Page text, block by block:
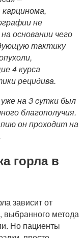
не
основании чего
тактику
4 курса
рецидива.
на 3 сутки был
благополучия.
он проходит на
горла в
зависит от
выбранного метода
Но пациенты